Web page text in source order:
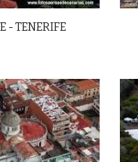
- TENERIFE